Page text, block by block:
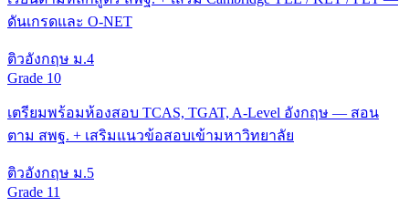
ดันเกรดและ O-NET
ติวอังกฤษ ม.4
Grade 10
เตรียมพร้อมห้องสอบ TCAS, TGAT, A-Level อังกฤษ — สอน
ตาม สพฐ. + เสริมแนวข้อสอบเข้ามหาวิทยาลัย
ติวอังกฤษ ม.5
Grade 11